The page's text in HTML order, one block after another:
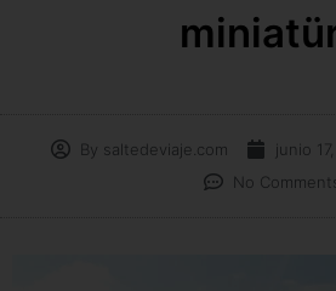
By saltedeviaje.com junio
No